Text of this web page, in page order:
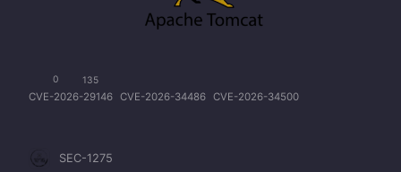
0 135
CVE-2026-29146 CVE-2026-34486 CVE-2026-34500
SEC-1275